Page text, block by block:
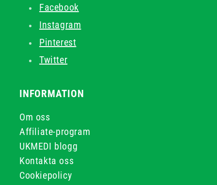
Facebook
Instagram
Pinterest
Twitter
INFORMATION
Om oss
Affiliate-program
UKMEDI blogg
Kontakta oss
Cookiepolicy